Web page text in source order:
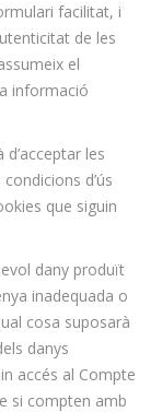
facilitat, i
de les
el
informació
d’acceptar les
d’ús
que siguin
dany produït
inadequada o
cosa suposarà
danys
accés al Compte
si compten amb